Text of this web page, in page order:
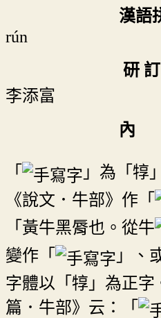
漢語
rún
研
李添富
內
「
」為「犉
《說文．牛部》作「
「黃牛黑脣也。從牛
變作「
」、
字體以「犉」為正字
篇．牛部》云：「